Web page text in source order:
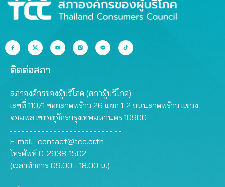
ติดต่อสภา
สภาองค์กรของผู้บริโภค (สภาผู้บริโภค)
เลขที่ 110/1 ซอยลาดพร้าว 26 แยก 1-2 ถนนลาดพร้าว แขวง
จอมพล เขตจตุจักรกรุงเทพมหานคร 10900
E-mail : contact@tcc.or.th
โทรศัพท์ 0-2938-1502
(เวลาทำการ 09.00 - 18.00 น.)